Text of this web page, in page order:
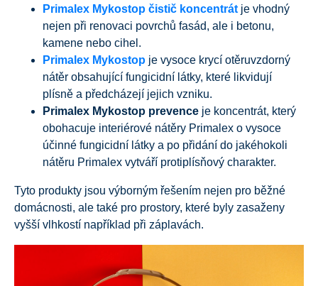
Primalex Mykostop čistič koncentrát je vhodný
nejen při renovaci povrchů fasád, ale i betonu,
kamene nebo cihel.
Primalex Mykostop je vysoce krycí otěruvzdorný
nátěr obsahující fungicidní látky, které likvidují
plísně a předcházejí jejich vzniku.
Primalex Mykostop prevence je koncentrát, který
obohacuje interiérové nátěry Primalex o vysoce
účinné fungicidní látky a po přidání do jakéhokoli
nátěru Primalex vytváří protiplísňový charakter.
Tyto produkty jsou výborným řešením nejen pro běžné
domácnosti, ale také pro prostory, které byly zasaženy
vyšší vlhkostí například při záplavách.